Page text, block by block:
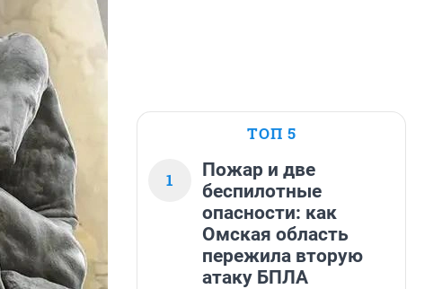
ТОП 5
1
Пожар и две
беспилотные
опасности: как
Омская область
пережила вторую
атаку БПЛА